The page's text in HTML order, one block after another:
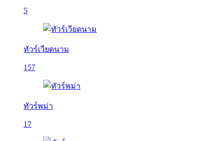
5
ทัวร์เวียดนาม
157
ทัวร์พม่า
17